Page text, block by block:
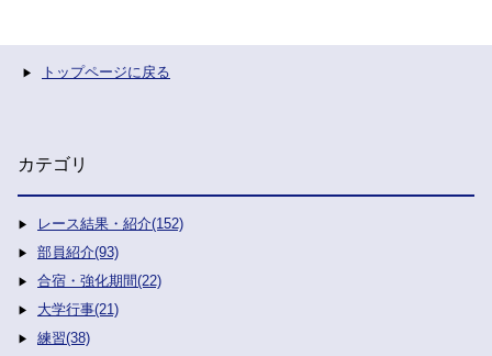
トップページに戻る
カテゴリ
レース結果・紹介(152)
部員紹介(93)
合宿・強化期間(22)
大学行事(21)
練習(38)